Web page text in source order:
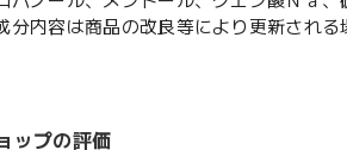
分内容は商品の改良等により更新され
ップの評価